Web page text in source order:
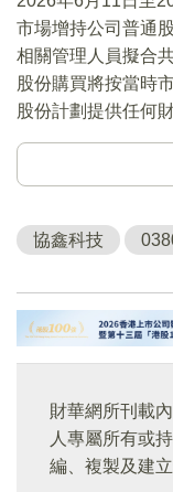
市場增持公司普通
相關管理人員擬合
股份購買將按當時
股份計劃提供任何
協鑫科技
財華網所刊載
人專屬所有或
編、複製及建